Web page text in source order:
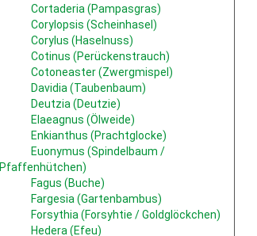
Cortaderia (Pampasgras)
Corylopsis (Scheinhasel)
Corylus (Haselnuss)
Cotinus (Perückenstrauch)
Cotoneaster (Zwergmispel)
Davidia (Taubenbaum)
Deutzia (Deutzie)
Elaeagnus (Ölweide)
Enkianthus (Prachtglocke)
Euonymus (Spindelbaum /
Pfaffenhütchen)
Fagus (Buche)
Fargesia (Gartenbambus)
Forsythia (Forsyhtie / Goldglöckchen)
Hedera (Efeu)